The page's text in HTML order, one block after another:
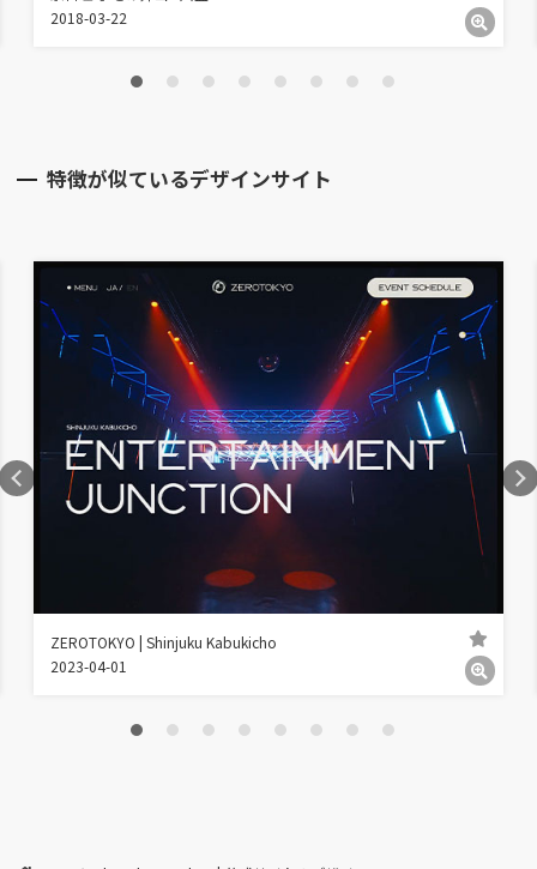
2018-03-22
特徴が似ているデザインサイト
ZEROTOKYO | Shinjuku Kabukicho
2023-04-01